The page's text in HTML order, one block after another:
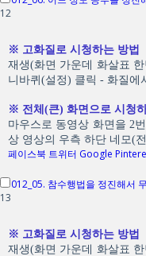
12
※ 고화질로 시청하는 방법
재생(화면 가운데 화살표
니바퀴(설정) 클릭 - 화질에
※ 전체(큰) 화면으로 시청
마우스로 동영상 화면을 2
상 영상의 우측 하단 네모(
페이스북 트위터 Google
13
012_05. 참수행법을 정진해서
※ 고화질로 시청하는 방법
재생(화면 가운데 화살표